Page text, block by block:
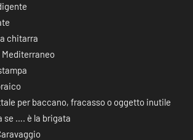
chitarra
per baccano, fracasso o oggetto inutile
se …. è la brigata